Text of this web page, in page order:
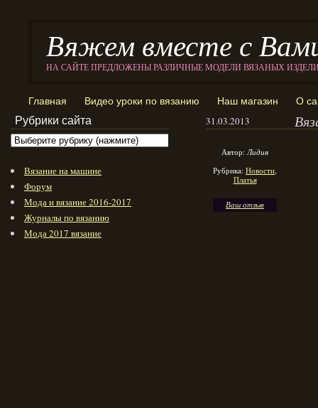
Вяжем вместе с
НА САЙТЕ ПРЕДЛОЖЕНЫ РАЗЛИЧНЫЕ МОДЕЛИ ВЯЗАНЫХ
Главная Видео уроки по вязанию Наш магазин О
31.03.2013
Автор:Лидия
Рубрика: Новости,
Платья
Ваш отзыв
Рубрики сайта
Вязание на машине
Форум
Мода и вязание 2016-2017
Журналы по вязанию
Мода 2017 вязание